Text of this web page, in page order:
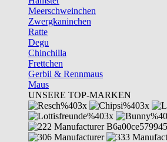
Meerschweinchen
Zwergkaninchen
Ratte
Degu
Chinchilla
Frettchen
Gerbil & Rennmaus
Maus
UNSERE TOP-MARKEN